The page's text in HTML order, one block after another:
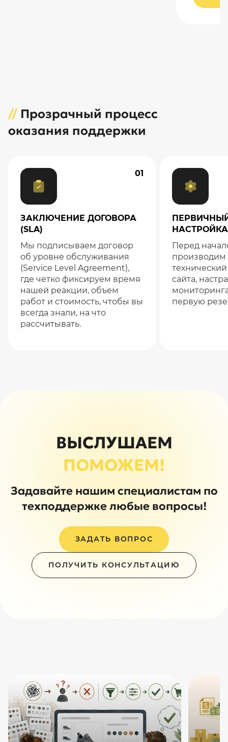
// Прозрачный процесс
оказания поддержки
01
ЗАКЛЮЧЕНИЕ ДОГОВОРА
(SLA)
Мы подписываем договор
об уровне обслуживания
(Service Level Agreement),
где четко фиксируем время
нашей реакции, объем
работ и стоимость, чтобы вы
всегда знали, на что
рассчитывать.
НАСТРОЙКА
Перед
сайта,
первую
ВЫСЛУШАЕМ
ПОМОЖЕМ!
Задавайте нашим специалистам по
техподдержке любые вопросы!
ЗАДАТЬ ВОПРОС
ПОЛУЧИТЬ КОНСУЛЬТАЦИЮ